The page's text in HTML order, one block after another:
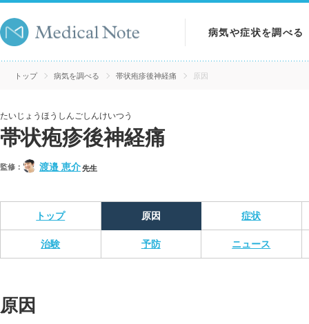
病気や症状を調べる
病気を調べる
トップ 病気を調べる 帯状疱疹後神経痛 原因
たいじょうほうしんごしんけいつう
帯状疱疹後神経痛
監修： 渡邉 恵介先生
トップ 原因 症状
治験 予防 ニュース
原因